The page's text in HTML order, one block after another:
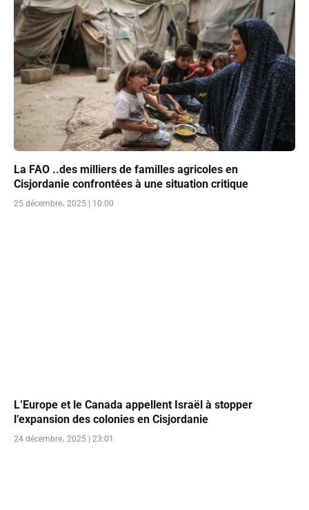
La FAO ..des milliers de familles agricoles en
Cisjordanie confrontées à une situation critique
25 décembre، 2025 | 10:00
L’Europe et le Canada appellent Israël à stopper
l’expansion des colonies en Cisjordanie
24 décembre، 2025 | 23:01